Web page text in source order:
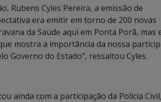
Rubens Cyles Pereira, a emissão de
era emitir em torno de 200 novas
da Saúde aqui em Ponta Porã, mas
mostra a importância da nossa
Governo do Estado”, ressaltou Cyles.
ainda com a participação da Polícia